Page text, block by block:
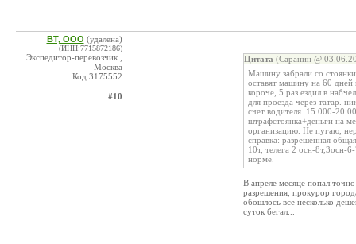
ВТ, ООО (удалена)
(ИНН:7715872186)
Экспедитор-перевозчик ,
Москва
Код:3175552
#10
Цитата (Саранин @
Машину забрали со
оставят машину на 60 дней
короче, 5 раз ездил в
для проезда через татар.
счет водителя. 15 000-20
штрафстоянка+деньги на
организацию. Не пугаю,
справка: разрешенная
10т, телега 2 осн-8т,3осн-
норме.
В апреле месяце попал
разрешения, прокурор
обошлось все несколько
суток бегал...